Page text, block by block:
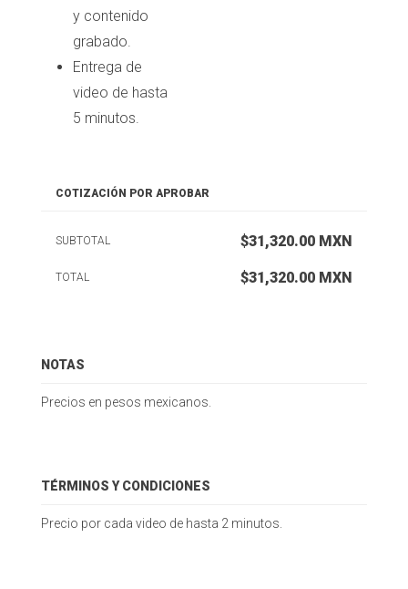
y contenido
grabado.
Entrega de
video de hasta
5 minutos.
COTIZACIÓN POR APROBAR
SUBTOTAL $31,320.00 MXN
TOTAL $31,320.00 MXN
NOTAS
Precios en pesos mexicanos.
TÉRMINOS Y CONDICIONES
Precio por cada video de hasta 2 minutos.